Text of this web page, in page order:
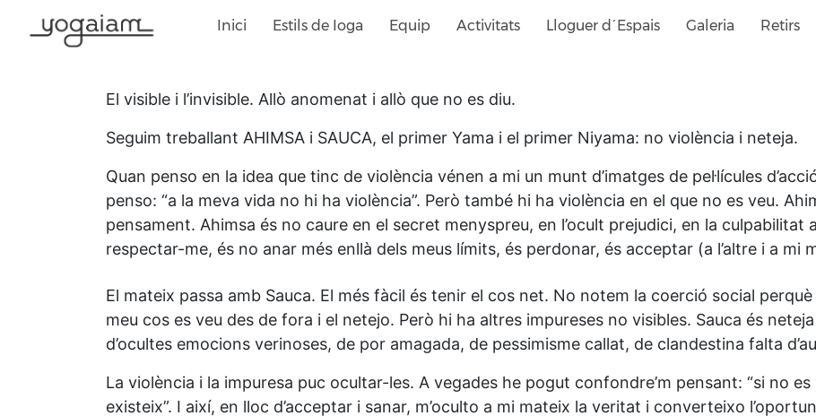
Inici Estils de Ioga Equip Activitats Lloguer d´Espais Galeria Retirs
El visible i l’invisible. Allò anomenat i allò que no es diu.
Seguim treballant AHIMSA i SAUCA, el primer Yama i el primer Niyama: no violència i neteja.
Quan penso en la idea que tinc de violència vénen a mi un munt d’imatges de pel·lícules
penso: “a la meva vida no hi ha violència”. Però també hi ha violència en el que no es veu.
pensament. Ahimsa és no caure en el secret menyspreu, en l’ocult prejudici, en la culpabilitat
respectar-me, és no anar més enllà dels meus límits, és perdonar, és acceptar (a l’altre i a mi
El mateix passa amb Sauca. El més fàcil és tenir el cos net. No notem la coerció social
meu cos es veu des de fora i el netejo. Però hi ha altres impureses no visibles. Sauca és
d’ocultes emocions verinoses, de por amagada, de pessimisme callat, de clandestina falta
La violència i la impuresa puc ocultar-les. A vegades he pogut confondre’m pensant: “si no
existeix”. I així, en lloc d’acceptar i sanar, m’oculto a mi mateix la veritat i converteixo